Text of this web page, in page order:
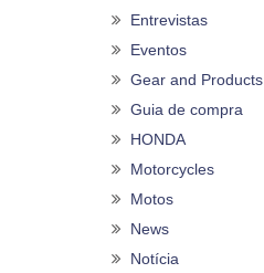
Entrevistas
Eventos
Gear and Products
Guia de compra
HONDA
Motorcycles
Motos
News
Notícia